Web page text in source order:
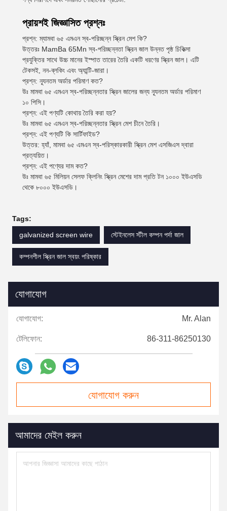
প্রায়শই জিজ্ঞাসিত প্রশ্নঃ
প্রশ্ন: ম্যামবা ৬৫ এমএন স্ব-পরিচ্ছন্ন স্ক্রিন মেশ কি?
উত্তরঃ MamBa 65Mn স্ব-পরিচ্ছন্নতা স্ক্রিন জাল উন্নত পৃষ্ঠ চিকিত্সা
প্রযুক্তির সাথে উচ্চ মানের ইস্পাত তারের তৈরি একটি ধরণের স্ক্রিন জাল। এটি
টেকসই, নন-ব্লকিং এবং অ্যান্টি-জারা।
প্রশ্ন: ন্যূনতম অর্ডার পরিমাণ কত?
উঃ মামবা ৬৫ এমএন স্ব-পরিচ্ছন্নতার স্ক্রিন জালের জন্য ন্যূনতম অর্ডার পরিমাণ
১০ পিসি।
প্রশ্ন: এই পণ্যটি কোথায় তৈরি করা হয়?
উঃ মামবা ৬৫ এমএন স্ব-পরিচ্ছন্নতার স্ক্রিন মেশ চীনে তৈরি।
প্রশ্ন: এই পণ্যটি কি সার্টিফাইড?
উত্তর: হ্যাঁ, মামবা ৬৫ এমএন স্ব-পরিস্কারকারী স্ক্রিন মেশ এসজিএস দ্বারা
প্রত্যয়িত।
প্রশ্ন: এই পণ্যের দাম কত?
উঃ মামবা ৬৫ মিলিয়ন সেলফ ক্লিনিং স্ক্রিন মেশের দাম প্রতি টন ১০০০ ইউএসডি
থেকে ৮০০০ ইউএসডি।
Tags:
galvanized screen wire
স্টেইনলেস স্টীল কম্পন পর্দা জাল
কম্পনশীল স্ক্রিন জাল স্বয়ং পরিষ্কার
যোগাযোগ
যোগাযোগ: Mr. Alan
টেলিফোন: 86-311-86250130
যোগাযোগ করুন
আমাদের মেইল ​​করুন